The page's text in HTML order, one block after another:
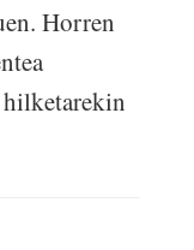
Horren
hilketarekin